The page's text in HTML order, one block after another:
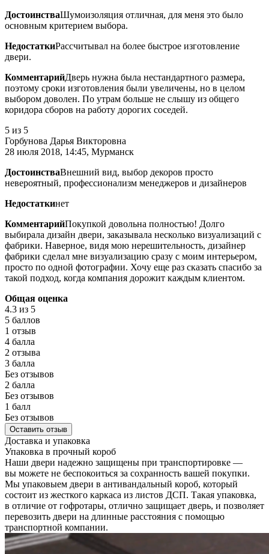
ДостоинстваШумоизоляция отличная, для меня это было
основным критерием выбора.
НедостаткиРассчитывал на более быстрое изготовление
двери.
КомментарийДверь нужна была нестандартного размера,
поэтому сроки изготовления были увеличены, но в целом
выбором доволен. По утрам больше не слышу из общего
коридора сборов на работу дорогих соседей.
5 из 5
Горбунова Дарья Викторовна
28 июля 2018, 14:45, Мурманск
ДостоинстваВнешний вид, выбор декоров просто
невероятный, профессионализм менеджеров и дизайнеров
Недостаткинет
КомментарийПокупкой довольна полностью! Долго
выбирала дизайн двери, заказывала несколько визуализаций с
фабрики. Наверное, видя мою нерешительность, дизайнер
фабрики сделал мне визуализацию сразу с моим интерьером,
просто по одной фотографии. Хочу еще раз сказать спасибо за
такой подход, когда компания дорожит каждым клиентом.
Общая оценка
4.3 из 5
5 баллов
1 отзыв
4 балла
2 отзыва
3 балла
Без отзывов
2 балла
Без отзывов
1 балл
Без отзывов
Оставить отзыв
Доставка и упаковка
Упаковка в прочный короб
Наши двери надежно защищены при транспортировке —
вы можете не беспокоиться за сохранность вашей покупки.
Мы упаковыем двери в антивандальный короб, который
состоит из жесткого каркаса из листов ДСП. Такая упаковка,
в отличие от гофротары, отлично защищает дверь, и позволяет
перевозить двери на длинные расстояния с помощью
транспортной компании.